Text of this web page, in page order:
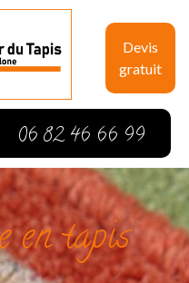
Devis
gratuit
06 82 46 66 99
en tapis